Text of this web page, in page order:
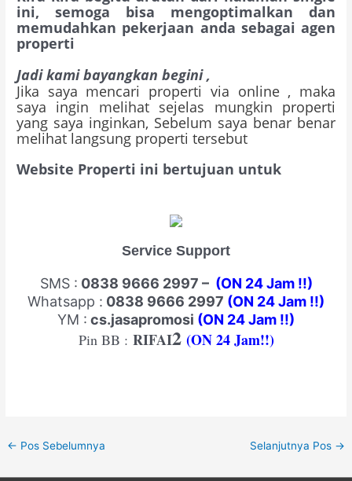
ini, semoga bisa mengoptimalkan dan
memudahkan pekerjaan anda sebagai agen
properti
Jadi kami bayangkan begini ,
Jika saya mencari properti via online , maka
saya ingin melihat sejelas mungkin properti
yang saya inginkan, Sebelum saya benar benar
melihat langsung properti tersebut
Website Properti ini bertujuan untuk
Service Support
SMS : 0838 9666 2997 – (ON 24 Jam !!)
Whatsapp : 0838 9666 2997 (ON 24 Jam !!)
YM : cs.jasapromosi (ON 24 Jam !!)
Pin BB : RIFAI2 (ON 24 Jam!!)
← Pos Sebelumnya Selanjutnya Pos →